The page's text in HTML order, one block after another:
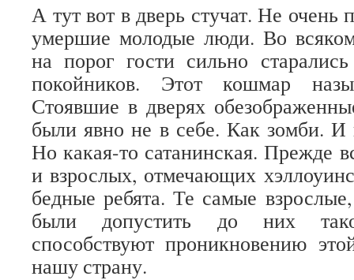
А тут вот в дверь стучат. Не очень
умершие молодые люди. Во
на порог гости сильно
покойников. Этот кошмар
Стоявшие в дверях
были явно не в себе. Как зомби.
Но какая-то сатанинская. Прежде
и взрослых, отмечающих
бедные ребята. Те самые
были допустить до них
способствуют проникновению
нашу страну.